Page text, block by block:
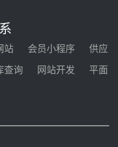
加#1储能工程EPC总承
购
中标重能新疆天山北
热发电项目用“碳钢、
发电项目管件采购
站 会员小程序
供应
查询 网站开发
平面